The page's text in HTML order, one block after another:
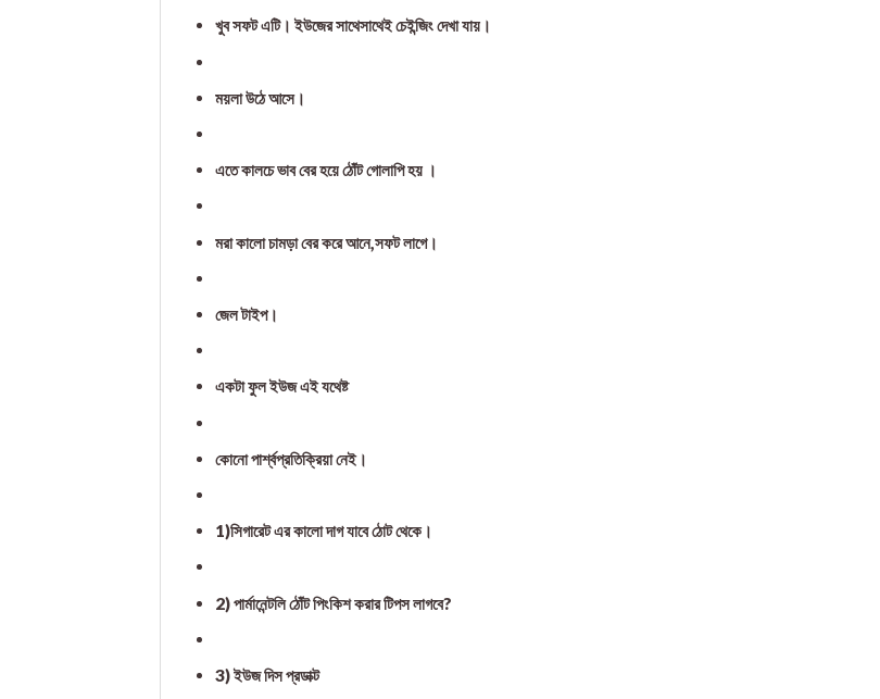
খুব সফট এটি। ইউজের সাথেসাথেই চেইন্জিং দেখা যায়।
ময়লা উঠে আসে।
এতে কালচে ভাব বের হয়ে ঠোঁট গোলাপি হয় ।
মরা কালো চামড়া বের করে আনে,সফট লাগে।
জেল টাইপ।
একটা ফুল ইউজ এই যথেষ্ট
কোনো পার্শ্বপ্রতিক্রিয়া নেই।
1)সিগারেট এর কালো দাগ যাবে ঠোট থেকে।
2) পার্মানেন্টলি ঠোঁট পিংকিশ করার টিপস লাগবে?
3) ইউজ দিস প্রডাক্ট